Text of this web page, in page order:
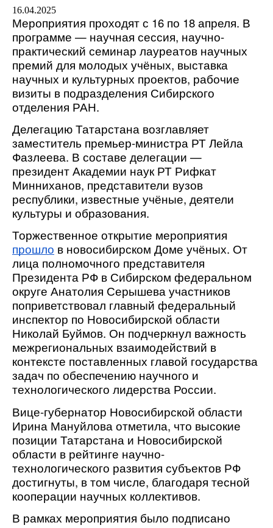
16.04.2025
Мероприятия проходят с 16 по 18 апреля. В
программе — научная сессия, научно-
практический семинар лауреатов научных
премий для молодых учёных, выставка
научных и культурных проектов, рабочие
визиты в подразделения Сибирского
отделения РАН.
Делегацию Татарстана возглавляет
заместитель премьер-министра РТ Лейла
Фазлеева. В составе делегации —
президент Академии наук РТ Рифкат
Минниханов, представители вузов
республики, известные учёные, деятели
культуры и образования.
Торжественное открытие мероприятия
прошло в новосибирском Доме учёных. От
лица полномочного представителя
Президента РФ в Сибирском федеральном
округе Анатолия Серышева участников
поприветствовал главный федеральный
инспектор по Новосибирской области
Николай Буймов. Он подчеркнул важность
межрегиональных взаимодействий в
контексте поставленных главой государства
задач по обеспечению научного и
технологического лидерства России.
Вице-губернатор Новосибирской области
Ирина Мануйлова отметила, что высокие
позиции Татарстана и Новосибирской
области в рейтинге научно-
технологического развития субъектов РФ
достигнуты, в том числе, благодаря тесной
кооперации научных коллективов.
В рамках мероприятия было подписано